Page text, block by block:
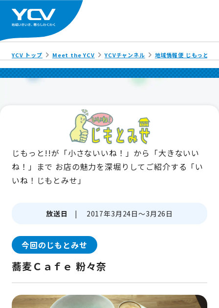
YCV トップ Meet the YCV YCVチャンネル 地域情報便 じもっと!!
じもっと!!が「小さないいね！」から「大きないい
ね！」まで お店の魅力を深堀りしてご紹介する「い
いね！じもとみせ」
放送日 | 2017年3月24日～3月26日
今回のじもとみせ
蕎麦Ｃａｆｅ 粉々奈